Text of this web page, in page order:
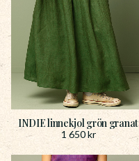
INDIE linnekjol grön granat
1 650kr